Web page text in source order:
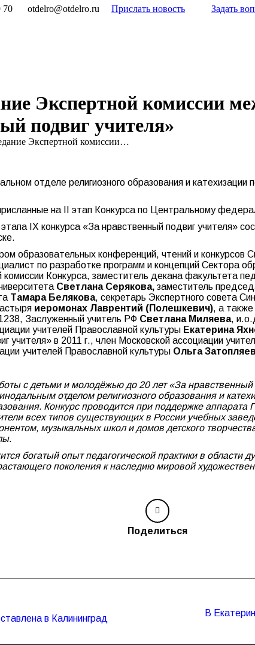
70 otdelro@otdelro.ru Прислать новость Задать
Экспертной комиссии
подвиг учителя»
Экспертной комиссии…
отделе религиозного образования и
на II этап Конкурса по Центральному
IX конкурса «За нравственный подвиг учителя»
образовательных конференций, чтений и конкурсов
по разработке программ и концепций Сектора
Конкурса, заместитель декана факультета
Светлана Серякова, заместитель
Тамара Белякова, cекретарь Экспертного совета
иеромонах Лаврентий (Полешкевич), а
Заслуженный учитель РФ Светлана Миляева,
учителей Православной культуры Екатерина
учителя» в 2011 г., член Московской ассоциации
учителей Православной культуры Ольга
с детьми и молодёжью до 20 лет «За
отделом религиозного образования и
Конкурс проводится при поддержке
всех типов существующих в России учебных
музыкальных школ и домов детского
богатый опыт педагогической практики в области
поколения к наследию мировой
Поделиться
в Калининград
Следующая
В